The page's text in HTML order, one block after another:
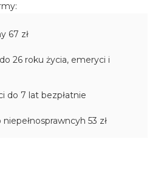
67 zł
26 roku życia, emeryci i
do 7 lat bezpłatnie
53 zł